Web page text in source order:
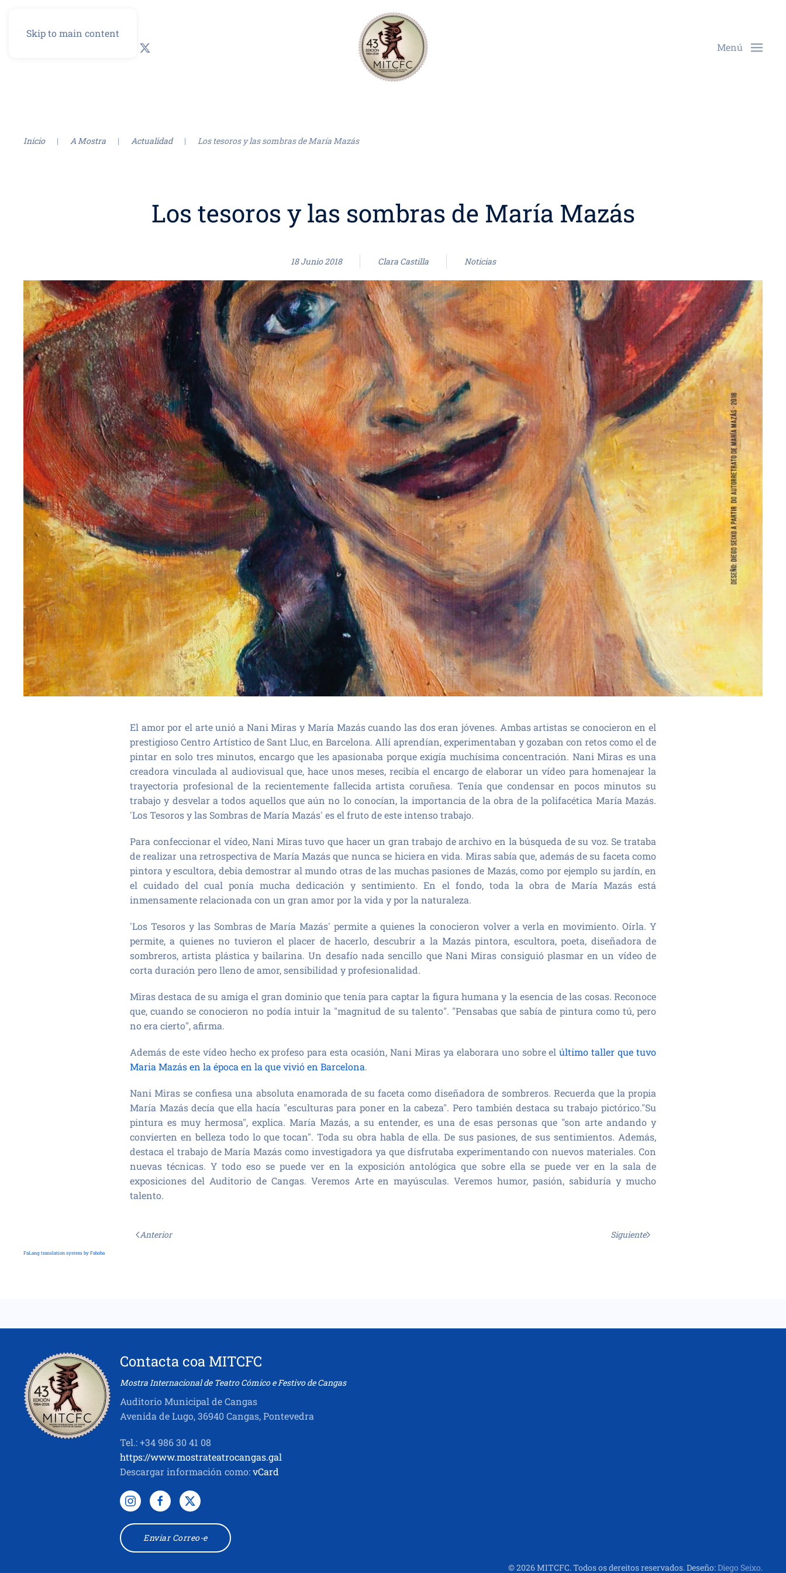
Skip to main content
Menú
Inicio A Mostra Actualidad Los tesoros y las sombras de María Mazás
Los tesoros y las sombras de María Mazás
18 Junio 2018 Clara Castilla Noticias
El amor por el arte unió a Nani Miras y María Mazás cuando las dos eran jóvenes. Ambas artistas se conocieron en el
prestigioso Centro Artístico de Sant Lluc, en Barcelona. Allí aprendían, experimentaban y gozaban con retos como el de
pintar en solo tres minutos, encargo que les apasionaba porque exigía muchísima concentración. Nani Miras es una
creadora vinculada al audiovisual que, hace unos meses, recibía el encargo de elaborar un vídeo para homenajear la
trayectoria profesional de la recientemente fallecida artista coruñesa. Tenía que condensar en pocos minutos su
trabajo y desvelar a todos aquellos que aún no lo conocían, la importancia de la obra de la polifacética María Mazás.
'Los Tesoros y las Sombras de María Mazás' es el fruto de este intenso trabajo.
Para confeccionar el vídeo, Nani Miras tuvo que hacer un gran trabajo de archivo en la búsqueda de su voz. Se trataba
de realizar una retrospectiva de María Mazás que nunca se hiciera en vida. Miras sabía que, además de su faceta como
pintora y escultora, debía demostrar al mundo otras de las muchas pasiones de Mazás, como por ejemplo su jardín, en
el cuidado del cual ponía mucha dedicación y sentimiento. En el fondo, toda la obra de María Mazás está
inmensamente relacionada con un gran amor por la vida y por la naturaleza.
'Los Tesoros y las Sombras de María Mazás' permite a quienes la conocieron volver a verla en movimiento. Oírla. Y
permite, a quienes no tuvieron el placer de hacerlo, descubrir a la Mazás pintora, escultora, poeta, diseñadora de
sombreros, artista plástica y bailarina. Un desafío nada sencillo que Nani Miras consiguió plasmar en un vídeo de
corta duración pero lleno de amor, sensibilidad y profesionalidad.
Miras destaca de su amiga el gran dominio que tenía para captar la figura humana y la esencia de las cosas. Reconoce
que, cuando se conocieron no podía intuir la "magnitud de su talento". "Pensabas que sabía de pintura como tú, pero
no era cierto", afirma.
Además de este vídeo hecho ex profeso para esta ocasión, Nani Miras ya elaborara uno sobre elúltimo taller que tuvo
Maria Mazás en la época en la que vivió en Barcelona.
Nani Miras se confiesa una absoluta enamorada de su faceta como diseñadora de sombreros. Recuerda que la propia
María Mazás decía que ella hacía "esculturas para poner en la cabeza". Pero también destaca su trabajo pictórico."Su
pintura es muy hermosa", explica. María Mazás, a su entender, es una de esas personas que "son arte andando y
convierten en belleza todo lo que tocan". Toda su obra habla de ella. De sus pasiones, de sus sentimientos. Además,
destaca el trabajo de María Mazás como investigadora ya que disfrutaba experimentando con nuevos materiales. Con
nuevas técnicas. Y todo eso se puede ver en la exposición antológica que sobre ella se puede ver en la sala de
exposiciones del Auditorio de Cangas. Veremos Arte en mayúsculas. Veremos humor, pasión, sabiduría y mucho
talento.
Anterior Siguiente
FaLang translation system by Faboba
Contacta coa MITCFC
Mostra Internacional de Teatro Cómico e Festivo de Cangas
Auditorio Municipal de Cangas
Avenida de Lugo, 36940 Cangas, Pontevedra
Tel.: +34 986 30 41 08
https://www.mostrateatrocangas.gal
Descargar información como:vCard
Enviar Correo-e
©2026MITCFC. Todos os dereitos reservados.Deseño:Diego Seixo.